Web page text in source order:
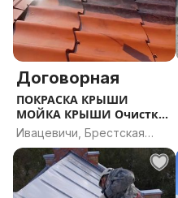
Договорная
ПОКРАСКА КРЫШИ
МОЙКА КРЫШИ Очистка
крыши
Ивацевичи, Брестская
область